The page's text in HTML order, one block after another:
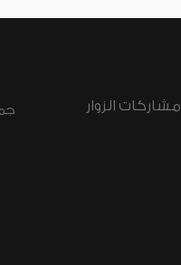
مشاركات الزوار